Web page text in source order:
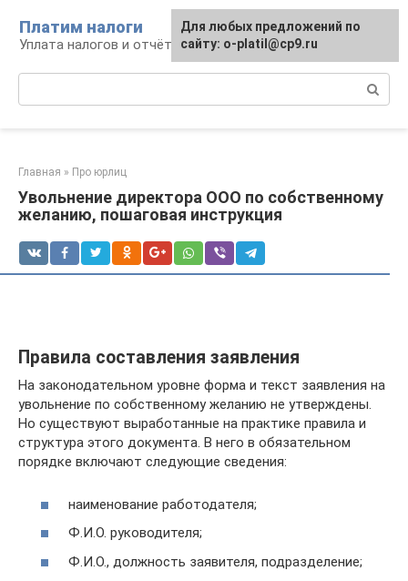
контенту
Платим налоги
Уплата налогов и отчётность
Главная » Про юрлиц
Увольнение директора ООО по собственному
желанию, пошаговая инструкция
Правила составления заявления
На законодательном уровне форма и текст заявления на
увольнение по собственному желанию не утверждены.
Но существуют выработанные на практике правила и
структура этого документа. В него в обязательном
порядке включают следующие сведения:
наименование работодателя;
Ф.И.О. руководителя;
Ф.И.О., должность заявителя, подразделение;
Для любых предложений по
сайту: o-platil@cp9.ru